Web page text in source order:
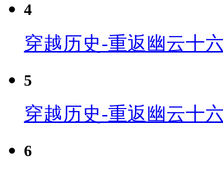
4
穿越历史-重返幽云十
5
穿越历史-重返幽云十
6